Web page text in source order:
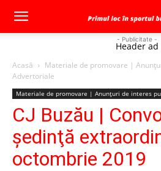
- Publicitate -
Header ad
Acasă
Materiale de promovare |
Advertoriale
Materiale de promovare | Anunţuri de interes
CJ Buzău |
şedinţă
octombrie 2019